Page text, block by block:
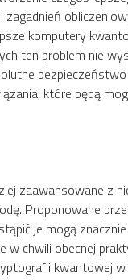
komputery
ten problem nie
które będą
zaawansowane z
Proponowane
je mogą
chwili obecnej
kwantowej w